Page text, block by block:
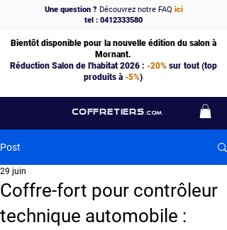
COFFRETIERS .COM
Une question ?Découvrez notre FAQ ici
tel : 0412333580
Bientôt disponible pour la nouvelle édition du salon à
Mornant.
Réduction Salon de l'habitat 2026 : -20%sur tout (top
produits à -5%)
Post
Coffre-fort pour contrôleur
technique automobile :
29 juin